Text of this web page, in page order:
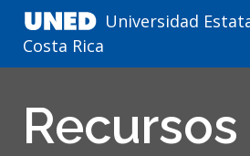
Universidad
Costa Rica
Recursos